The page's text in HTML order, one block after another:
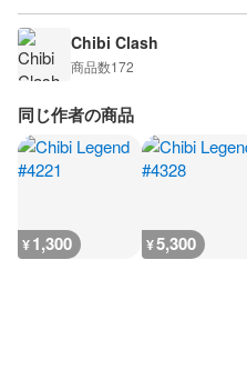
Chibi Clash
商品数172
同じ作者の商品
¥1,300 ¥5,300